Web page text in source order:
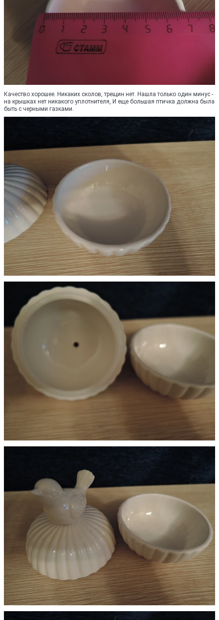
Качество хорошее. Никаких сколов, трещин нет. Нашла только один минус -
на крышках нет никакого уплотнителя, И еще большая птичка должна была
быть с черными газками.